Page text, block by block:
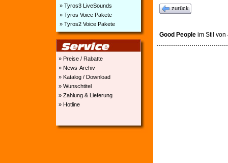
» Tyros3 LiveSounds
» Tyros Voice Pakete
» Tyros2 Voice Pakete
» Preise / Rabatte
» News-Archiv
» Katalog / Download
» Wunschtitel
» Zahlung & Lieferung
» Hotline
zurück
Good People im Stil von